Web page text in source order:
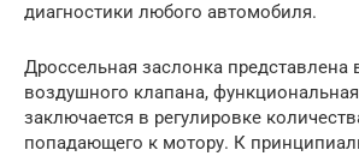
диагностики любого автомобиля.
Дроссельная заслонка представлена
воздушного клапана,
заключается в регулировке
попадающего к мотору. К